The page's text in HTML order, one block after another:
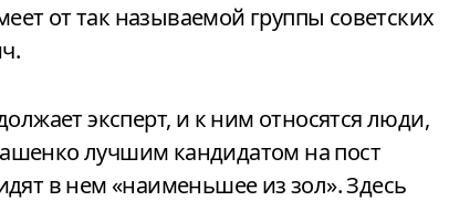
от так называемой группы советских
эксперт, и к ним относятся люди,
лучшим кандидатом на пост
в нем «наименьшее из зол». Здесь